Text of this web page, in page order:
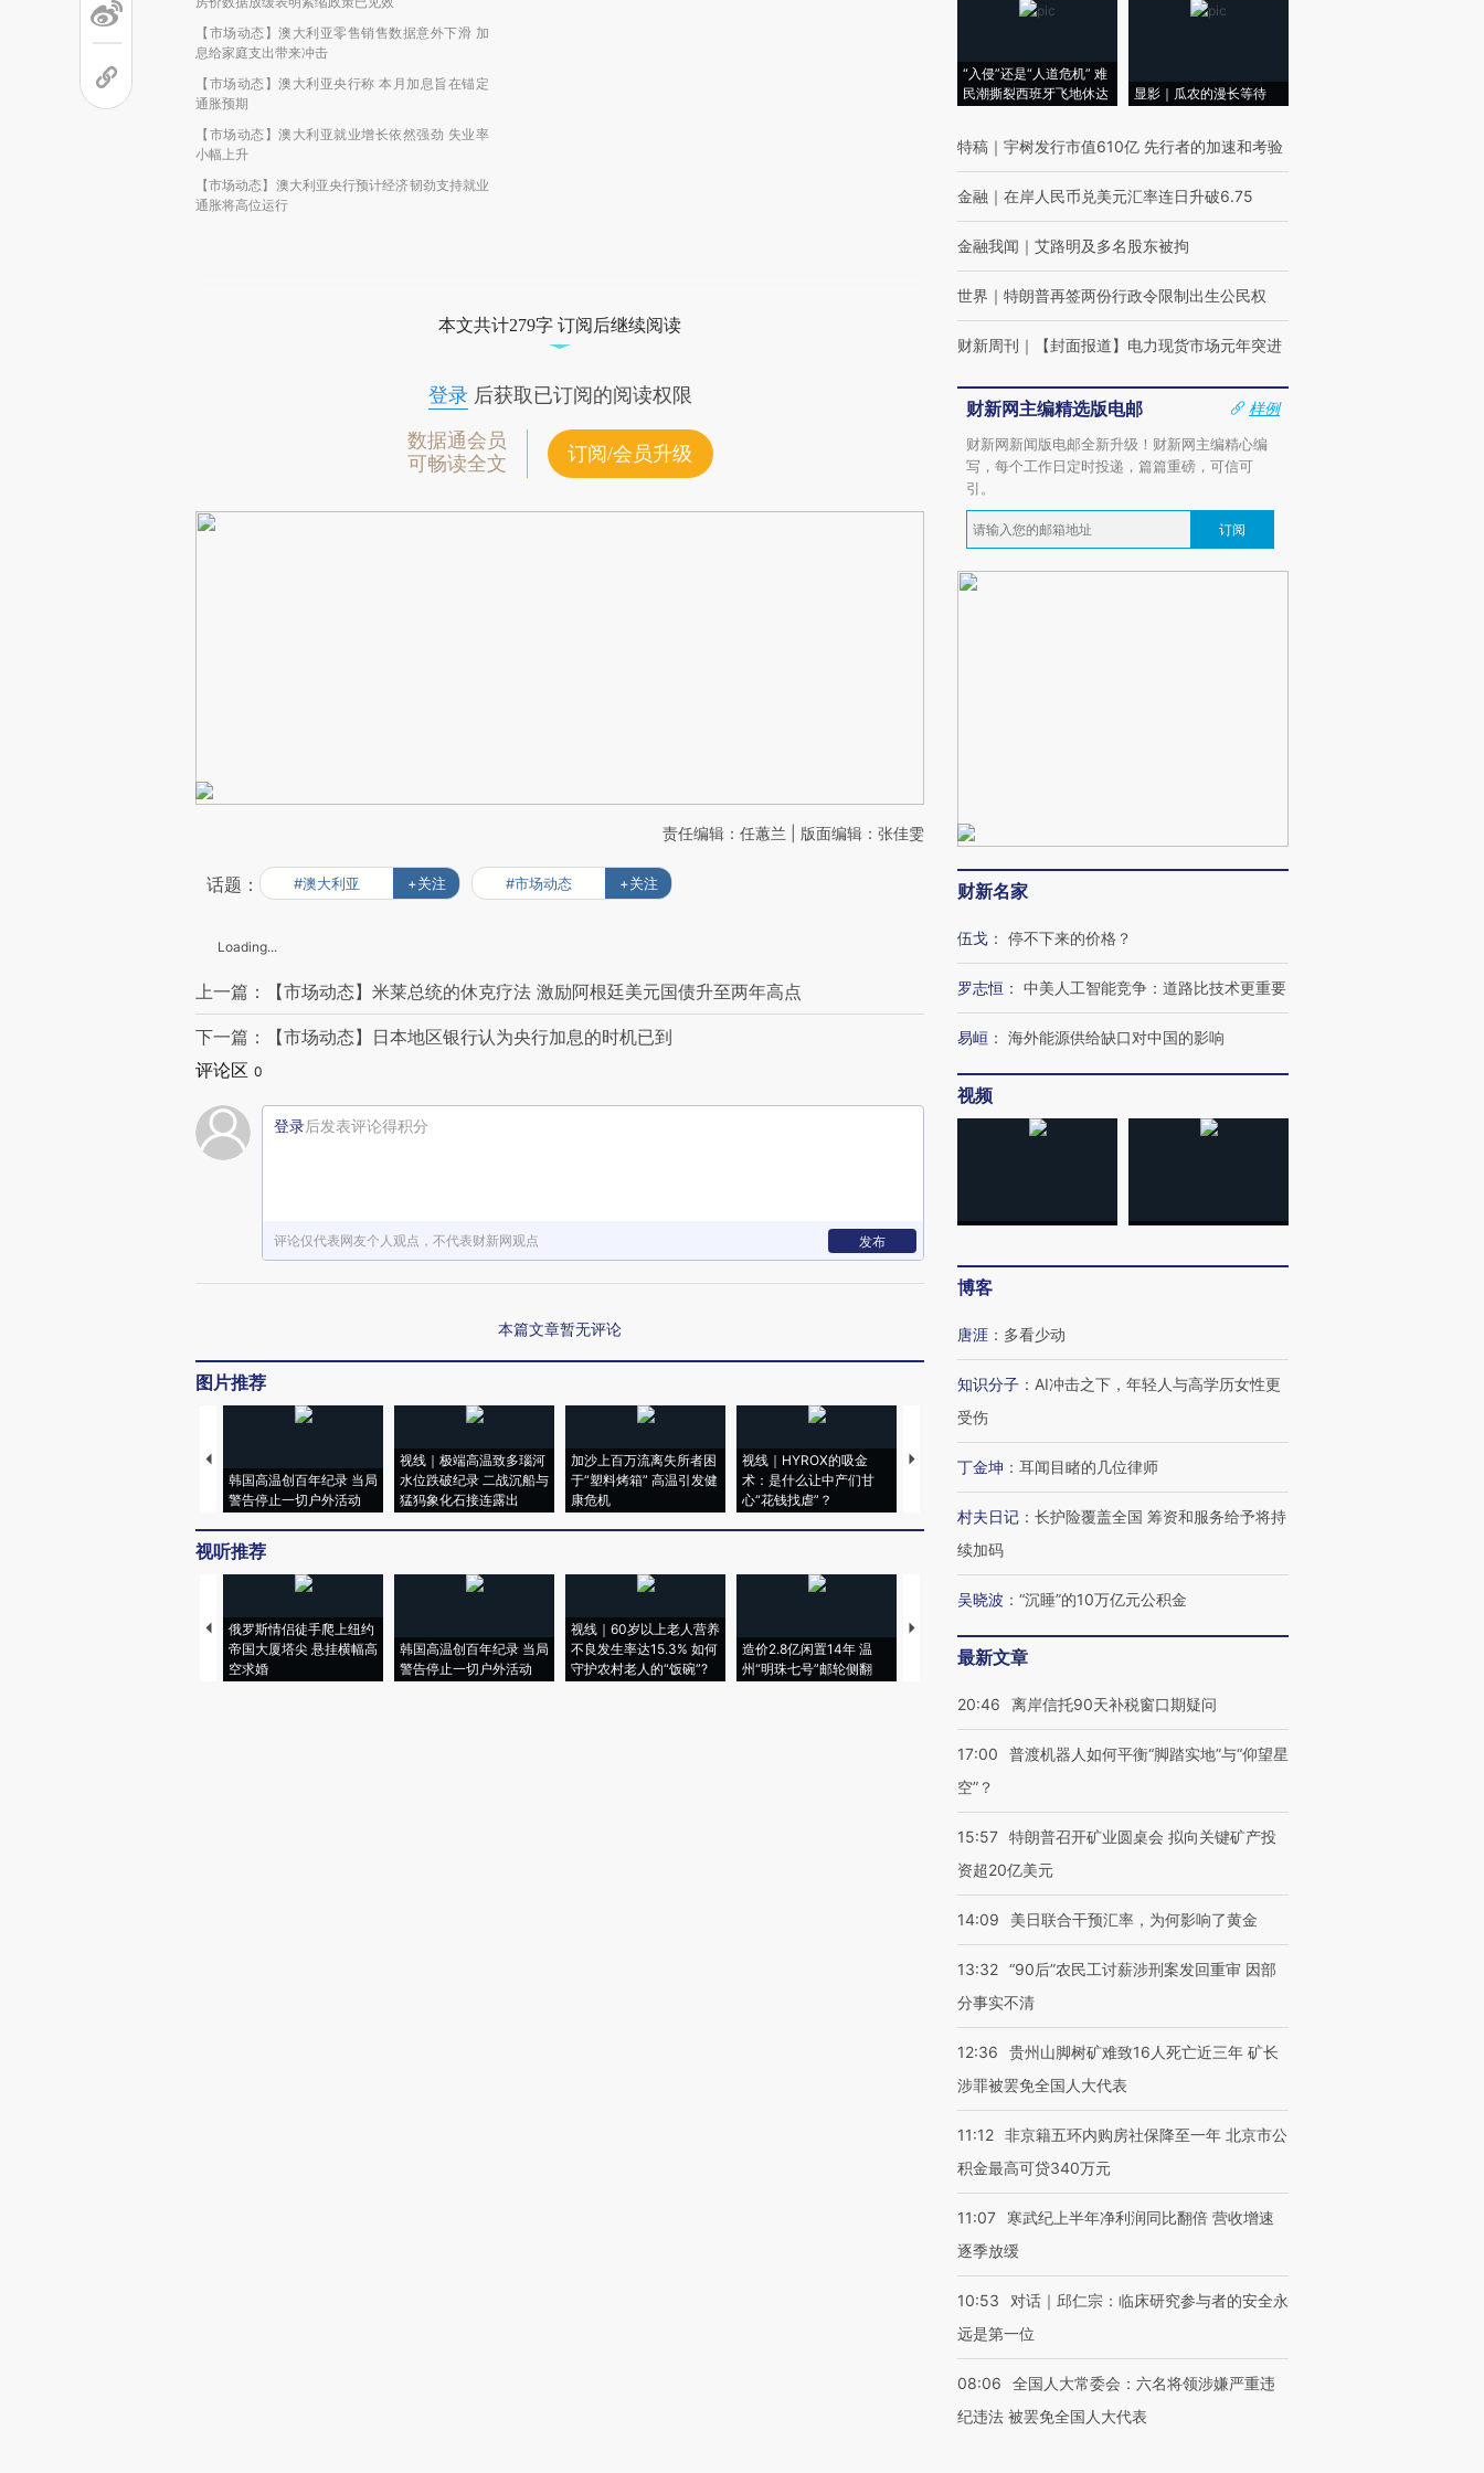
【市场动态】澳大利亚零售销售数据意外下滑 加
息给家庭支出带来冲击
【市场动态】澳大利亚央行称 本月加息旨在锚定
通胀预期
【市场动态】澳大利亚就业增长依然强劲 失业率
小幅上升
【市场动态】澳大利亚央行预计经济韧劲支持就业
通胀将高位运行
本文共计279字 订阅后继续阅读
登录后获取已订阅的阅读权限
数据通会员
可畅读全文
订阅/会员升级
责任编辑：任蕙兰 | 版面编辑：张佳雯
话题： #澳大利亚 +关注 #市场动态 +关注
Loading...
上一篇：【市场动态】米莱总统的休克疗法 激励阿根廷美元国债升至两年高点
下一篇：【市场动态】日本地区银行认为央行加息的时机已到
评论区 0
登录后发表评论得积分
评论仅代表网友个人观点，不代表财新网观点 发布
本篇文章暂无评论
图片推荐
韩国高温创百年纪录 当局
警告停止一切户外活动
视线｜极端高温致多瑙河
水位跌破纪录 二战沉船与
猛犸象化石接连露出
加沙上百万流离失所者困
于“塑料烤箱” 高温引发健
康危机
视线｜HYROX的吸金
术：是什么让中产们甘
心“花钱找虐”？
马航飞行员跨国走私7万
粒摇头丸 尿检体内含3种
视线｜被称为“蟑螂”的印
度Z世代 用街头抗争将教
视听推荐
俄罗斯情侣徒手爬上纽约
帝国大厦塔尖 悬挂横幅高
空求婚
韩国高温创百年纪录 当局
警告停止一切户外活动
视线｜60岁以上老人营养
不良发生率达15.3% 如何
守护农村老人的“饭碗”?
造价2.8亿闲置14年 温
州“明珠七号”邮轮侧翻
特朗普出席葬礼疑似打瞌
睡引争议 白宫怒斥批评
者“堕落的白痴”
“入侵”还是“人道危机” 难
民潮撕裂西班牙飞地休达
显影｜瓜农的漫长等待
特稿 ｜ 宇树发行市值610亿 先行者的加速和考验
金融 ｜ 在岸人民币兑美元汇率连日升破6.75
金融我闻 ｜ 艾路明及多名股东被拘
世界 ｜ 特朗普再签两份行政令限制出生公民权
财新周刊 ｜ 【封面报道】电力现货市场元年突进
财新网主编精选版电邮
样例
财新网新闻版电邮全新升级！财新网主编精心编
写，每个工作日定时投递，篇篇重磅，可信可
引。
订阅
财新名家
伍戈 ： 停不下来的价格？
罗志恒 ： 中美人工智能竞争：道路比技术更重要
易峘 ： 海外能源供给缺口对中国的影响
视频
博客
唐涯 ： 多看少动
知识分子 ： AI冲击之下，年轻人与高学历女性更
受伤
丁金坤 ： 耳闻目睹的几位律师
村夫日记 ： 长护险覆盖全国 筹资和服务给予将持
续加码
吴晓波 ： “沉睡”的10万亿元公积金
最新文章
20:46 离岸信托90天补税窗口期疑问
17:00
普渡机器人如何平衡“脚踏实地”与“仰望星
空”？
15:57 特朗普召开矿业圆桌会 拟向关键矿产投
资超20亿美元
14:09 美日联合干预汇率，为何影响了黄金
13:32 “90后”农民工讨薪涉刑案发回重审 因部
分事实不清
12:36
贵州山脚树矿难致16人死亡近三年 矿长
涉罪被罢免全国人大代表
11:12 非京籍五环内购房社保降至一年 北京市公
积金最高可贷340万元
11:07
寒武纪上半年净利润同比翻倍 营收增速
逐季放缓
10:53
对话｜邱仁宗：临床研究参与者的安全永
远是第一位
08:06
全国人大常委会：六名将领涉嫌严重违
纪违法 被罢免全国人大代表